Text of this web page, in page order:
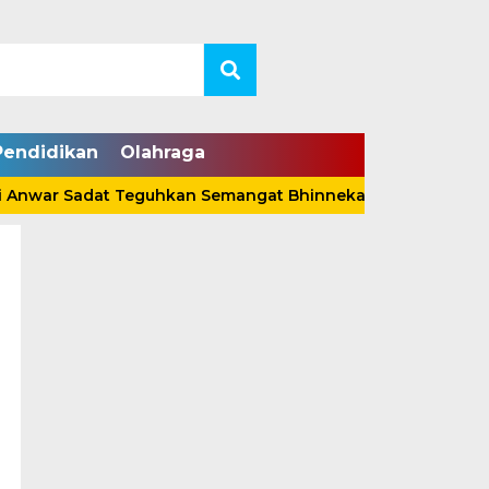
Olahraga
Sadat Teguhkan Semangat Bhinneka Tunggal Ika